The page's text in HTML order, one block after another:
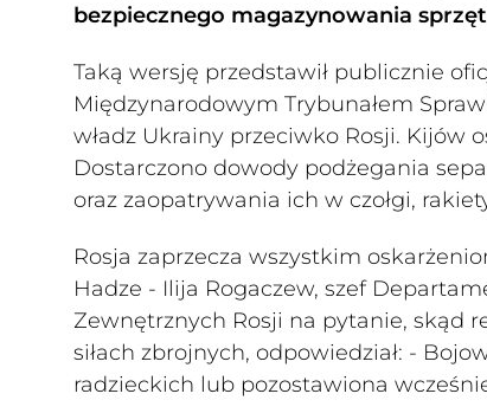
bezpiecznego magazynowania
Taką wersję przedstawił publicznie
Międzynarodowym Trybunałem
władz Ukrainy przeciwko Rosji. Kijów
Dostarczono dowody podżegania
oraz zaopatrywania ich w czołgi,
Rosja zaprzecza wszystkim
Hadze - Ilija Rogaczew, szef
Zewnętrznych Rosji na pytanie, skąd
siłach zbrojnych, odpowiedział: -
radzieckich lub pozostawiona